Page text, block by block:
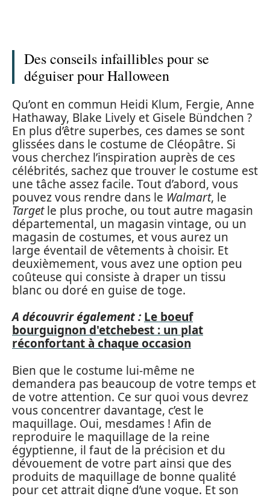
Des conseils infaillibles pour se
déguiser pour Halloween
Qu’ont en commun Heidi Klum, Fergie, Anne
Hathaway, Blake Lively et Gisele Bündchen ?
En plus d’être superbes, ces dames se sont
glissées dans le costume de Cléopâtre. Si
vous cherchez l’inspiration auprès de ces
célébrités, sachez que trouver le costume est
une tâche assez facile. Tout d’abord, vous
pouvez vous rendre dans le Walmart, le
Targetle plus proche, ou tout autre magasin
départemental, un magasin vintage, ou un
magasin de costumes, et vous aurez un
large éventail de vêtements à choisir. Et
deuxièmement, vous avez une option peu
coûteuse qui consiste à draper un tissu
blanc ou doré en guise de toge.
A découvrir également : Le boeuf
bourguignon d'etchebest : un plat
réconfortant à chaque occasion
Bien que le costume lui-même ne
demandera pas beaucoup de votre temps et
de votre attention. Ce sur quoi vous devrez
vous concentrer davantage, c’est le
maquillage. Oui, mesdames ! Afin de
reproduire le maquillage de la reine
égyptienne, il faut de la précision et du
dévouement de votre part ainsi que des
produits de maquillage de bonne qualité
pour cet attrait digne d’une vogue. Et son